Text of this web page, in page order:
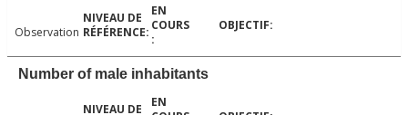
Observation
Number of male inhabitants